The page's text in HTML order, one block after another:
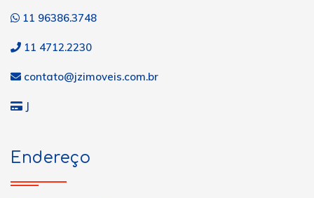
11 96386.3748
11 4712.2230
contato@jzimoveis.com.br
J
Endereço